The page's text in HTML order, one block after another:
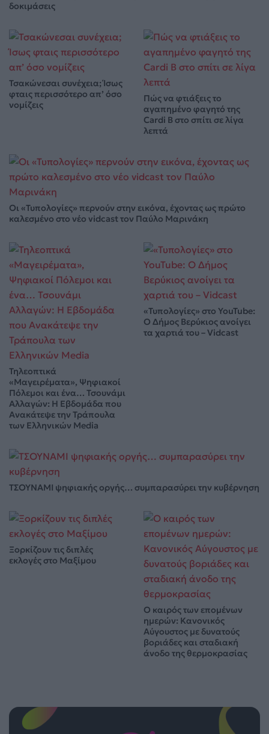
δοκιμάσεις
Τσακώνεσαι συνέχεια; Ίσως
φταις περισσότερο απ’ όσο
νομίζεις
Πώς να φτιάξεις το
αγαπημένο φαγητό της
Cardi B στο σπίτι σε λίγα
λεπτά
Οι «Τυπολογίες» περνούν στην εικόνα, έχοντας ως πρώτο
καλεσμένο στο νέο vidcast τον Παύλο Μαρινάκη
Τηλεοπτικά
«Μαγειρέματα», Ψηφιακοί
Πόλεμοι και ένα… Τσουνάμι
Αλλαγών: Η Εβδομάδα που
Ανακάτεψε την Τράπουλα
των Ελληνικών Media
«Τυπολογίες» στο YouTube:
Ο Δήμος Βερύκιος ανοίγει
τα χαρτιά του – Vidcast
ΤΣΟΥΝΑΜΙ ψηφιακής οργής… συμπαρασύρει την κυβέρνηση
Ξορκίζουν τις διπλές
εκλογές στο Μαξίμου
Ο καιρός των επομένων
ημερών: Κανονικός
Αύγουστος με δυνατούς
βοριάδες και σταδιακή
άνοδο της θερμοκρασίας